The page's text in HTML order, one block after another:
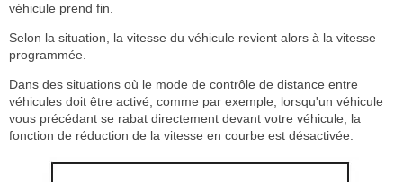
véhicule prend fin.
Selon la situation, la vitesse du véhicule revient alors à la vitesse
programmée.
Dans des situations où le mode de contrôle de distance entre
véhicules doit être activé, comme par exemple, lorsqu'un véhicule
vous précédant se rabat directement devant votre véhicule, la
fonction de réduction de la vitesse en courbe est désactivée.